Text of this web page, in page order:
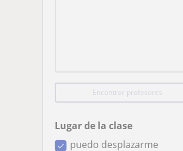
Encontrar profesores
Lugar de la clase
puedo desplazarme